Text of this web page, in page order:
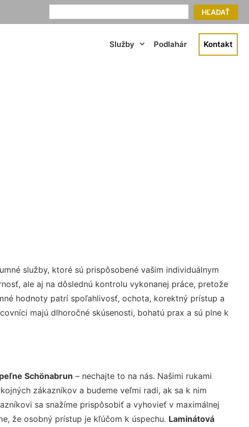
HĽADAŤ
Služby Podlahár Kontakt
služby, ktoré sú prispôsobené vašim individuálnym
ale aj na dôslednú kontrolu vykonanej práce, pretože
hodnoty patrí spoľahlivosť, ochota, korektný prístup a
majú dlhoročné skúsenosti, bohatú prax a sú plne k
Schönabrun – nechajte to na nás. Našimi rukami
zákazníkov a budeme veľmi radi, ak sa k nim
sa snažíme prispôsobiť a vyhovieť v maximálnej
že osobný prístup je kľúčom k úspechu. Laminátová